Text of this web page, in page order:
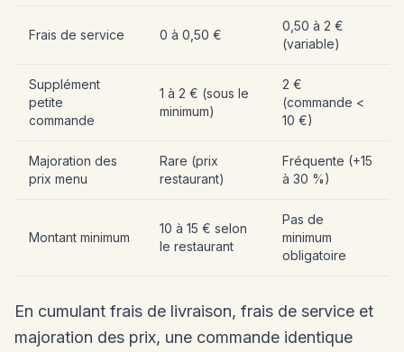
Frais de service 0 à 0,50 €
0,50 à 2 €
(variable)
Supplément
petite
commande
1 à 2 € (sous le
minimum)
2 €
(commande <
10 €)
Majoration des
prix menu
Rare (prix
restaurant)
Fréquente (+15
à 30 %)
Montant minimum
10 à 15 € selon
le restaurant
Pas de
minimum
obligatoire
En cumulant frais de livraison, frais de service et
majoration des prix, une commande identique